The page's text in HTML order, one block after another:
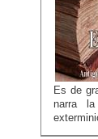
Es de
narra